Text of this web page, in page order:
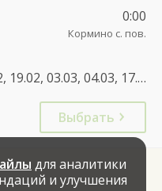
0:00
Кормино с. пов.
21.01, 22.01, 04.02, 05.02, 18.02, 19.02, 03.03, 04.03, 17.03, 18.03, 31.03, 01.04, 14.04, 15.04, 28.04, 29.04, 12.05, 13.05, 26.05, 27.05, 09.06, 10.06, 23.06, 24.06, 07.07, 08.07, 21.07, 22.07, 04.08, 05.08, 18.08, 19.08, 01.09, 02.09, 15.09, 16.09, 29.09, 30.09, 13.10, 14.10, 27.10, 28.10, 10.11, 11.11, 24.11, 25.11, 08.12, 09.12, 22.12, 23.12
Выбрать
для аналитики
и улучшения